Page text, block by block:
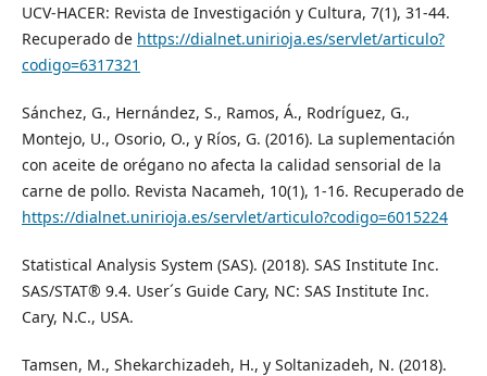
UCV-HACER: Revista de Investigación y Cultura, 7(1), 31-44.
Recuperado de https://dialnet.unirioja.es/servlet/articulo?
codigo=6317321
Sánchez, G., Hernández, S., Ramos, Á., Rodríguez, G.,
Montejo, U., Osorio, O., y Ríos, G. (2016). La suplementación
con aceite de orégano no afecta la calidad sensorial de la
carne de pollo. Revista Nacameh, 10(1), 1-16. Recuperado de
https://dialnet.unirioja.es/servlet/articulo?codigo=6015224
Statistical Analysis System (SAS). (2018). SAS Institute Inc.
SAS/STAT® 9.4. User´s Guide Cary, NC: SAS Institute Inc.
Cary, N.C., USA.
Tamsen, M., Shekarchizadeh, H., y Soltanizadeh, N. (2018).